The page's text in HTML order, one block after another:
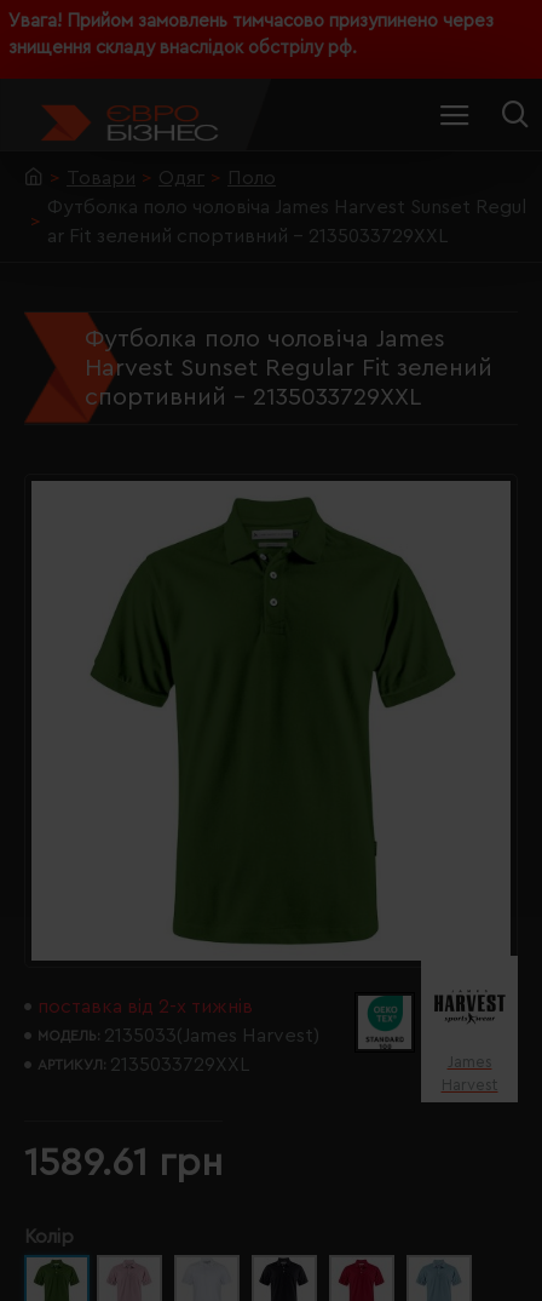
Увага! Прийом замовлень тимчасово призупинено через
знищення складу внаслідок обстрілу рф.
Товари Одяг
Поло
Футболка поло чоловіча James Harvest Sunset Regul
ar Fit зелений спортивний - 2135033729XXL
Футболка поло чоловіча James
Harvest Sunset Regular Fit зелений
спортивний - 2135033729XXL
поставка від 2-х тижнів
МОДЕЛЬ: 2135033(James Harvest)
АРТИКУЛ: 2135033729XXL
James
Harvest
1589.61 грн
Колір